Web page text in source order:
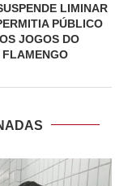
LIMINAR
PÚBLICO
JOGOS DO
FLAMENGO